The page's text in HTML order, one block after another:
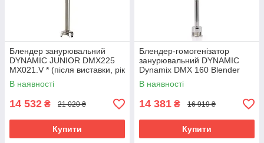
Блендер занурювальний
DYNAMIC JUNIOR DMX225
MX021.V * (після виставки, рік
постачання 2020р)
В наявності
14 532 ₴ 21 020 ₴
Купити
Блендер-гомогенізатор
занурювальний DYNAMIC
Dynamix DMX 160 Blender
MX100*
В наявності
14 381 ₴ 16 919 ₴
Купити